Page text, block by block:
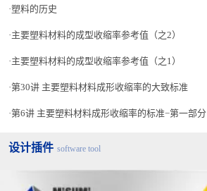
塑料的历史
主要塑料材料的成型收缩率参考值（之2）
主要塑料材料的成型收缩率参考值（之1）
第30讲 主要塑料材料成形收缩率的大致标准
第6讲 主要塑料材料成形收缩率的标准−第一部分
设计插件 software tool